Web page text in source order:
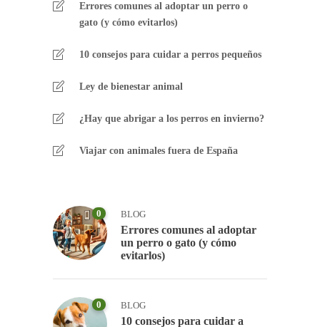
Errores comunes al adoptar un perro o
gato (y cómo evitarlos)
10 consejos para cuidar a perros pequeños
Ley de bienestar animal
¿Hay que abrigar a los perros en invierno?
Viajar con animales fuera de España
0 BLOG
Errores comunes al adoptar
un perro o gato (y cómo
evitarlos)
0 BLOG
10 consejos para cuidar a